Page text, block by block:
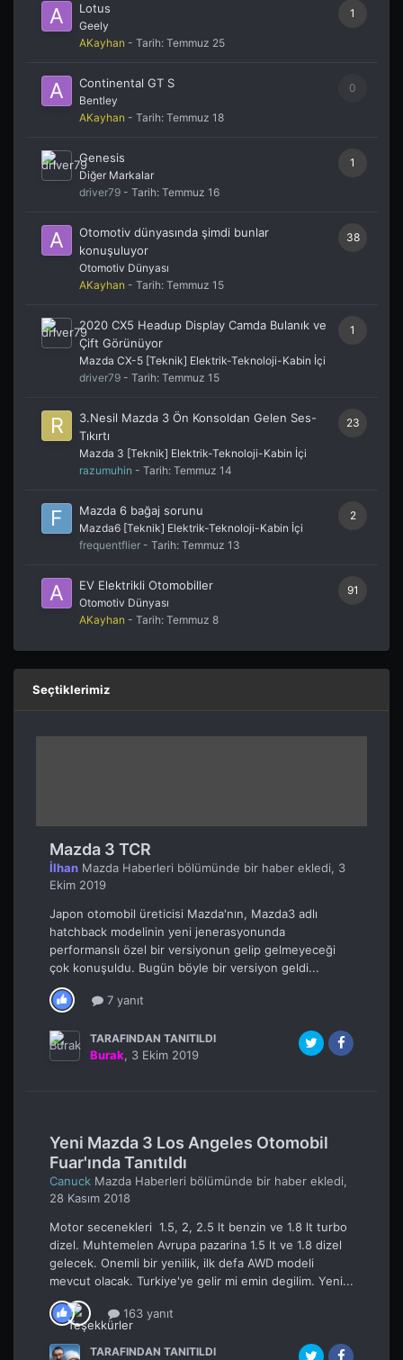
1
Lotus
Geely
AKayhan - Tarih: Temmuz 25
0
Continental GT S
Bentley
AKayhan - Tarih: Temmuz 18
1
Genesis
Diğer Markalar
driver79 - Tarih: Temmuz 16
38
Otomotiv dünyasında şimdi bunlar
konuşuluyor
Otomotiv Dünyası
AKayhan - Tarih: Temmuz 15
1
2020 CX5 Headup Display Camda Bulanık ve
Çift Görünüyor
Mazda CX-5 [Teknik] Elektrik-Teknoloji-Kabin İçi
driver79 - Tarih: Temmuz 15
23
3.Nesil Mazda 3 Ön Konsoldan Gelen Ses-
Tıkırtı
Mazda 3 [Teknik] Elektrik-Teknoloji-Kabin İçi
razumuhin - Tarih: Temmuz 14
2
Mazda 6 bağaj sorunu
Mazda6 [Teknik] Elektrik-Teknoloji-Kabin İçi
frequentflier - Tarih: Temmuz 13
91
EV Elektrikli Otomobiller
Otomotiv Dünyası
AKayhan - Tarih: Temmuz 8
Seçtiklerimiz
Mazda 3 TCR
İlhan Mazda Haberleri bölümünde bir haber ekledi, 3
Ekim 2019
Japon otomobil üreticisi Mazda'nın, Mazda3 adlı
hatchback modelinin yeni jenerasyonunda
performanslı özel bir versiyonun gelip gelmeyeceği
çok konuşuldu. Bugün böyle bir versiyon geldi...
7 yanıt
TARAFINDAN TANITILDI
Burak, 3 Ekim 2019
Yeni Mazda 3 Los Angeles Otomobil
Fuar'ında Tanıtıldı
Canuck Mazda Haberleri bölümünde bir haber ekledi,
28 Kasım 2018
Motor secenekleri 1.5, 2, 2.5 lt benzin ve 1.8 lt turbo
dizel. Muhtemelen Avrupa pazarina 1.5 lt ve 1.8 dizel
gelecek. Onemli bir yenilik, ilk defa AWD modeli
mevcut olacak. Turkiye'ye gelir mi emin degilim. Yeni...
163 yanıt
TARAFINDAN TANITILDI